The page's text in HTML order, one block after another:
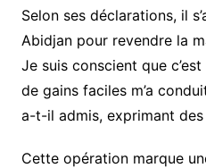
Selon ses déclarations, il
Abidjan pour revendre la
Je suis conscient que
de gains faciles m’a
a-t-il admis, exprimant
Cette opération marque